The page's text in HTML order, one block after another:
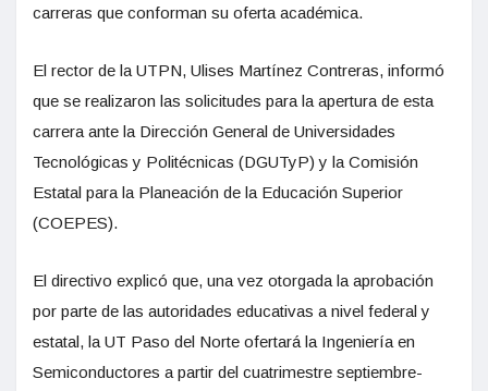
carreras que conforman su oferta académica.
El rector de la UTPN, Ulises Martínez Contreras, informó
que se realizaron las solicitudes para la apertura de esta
carrera ante la Dirección General de Universidades
Tecnológicas y Politécnicas (DGUTyP) y la Comisión
Estatal para la Planeación de la Educación Superior
(COEPES).
El directivo explicó que, una vez otorgada la aprobación
por parte de las autoridades educativas a nivel federal y
estatal, la UT Paso del Norte ofertará la Ingeniería en
Semiconductores a partir del cuatrimestre septiembre-